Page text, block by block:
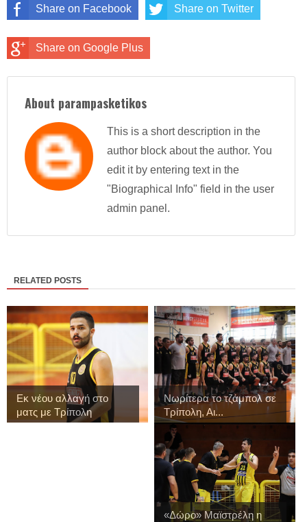
Share on Facebook Share on Twitter
Share on Google Plus
About parampasketikos
This is a short description in the
author block about the author. You
edit it by entering text in the
"Biographical Info" field in the user
admin panel.
RELATED POSTS
Εκ νέου αλλαγή στο
ματς με Τρίπολη
Νωρίτερα το τζάμπολ σε
Τρίπολη, Αι...
«Δώρο» Μαϊστρέλη η